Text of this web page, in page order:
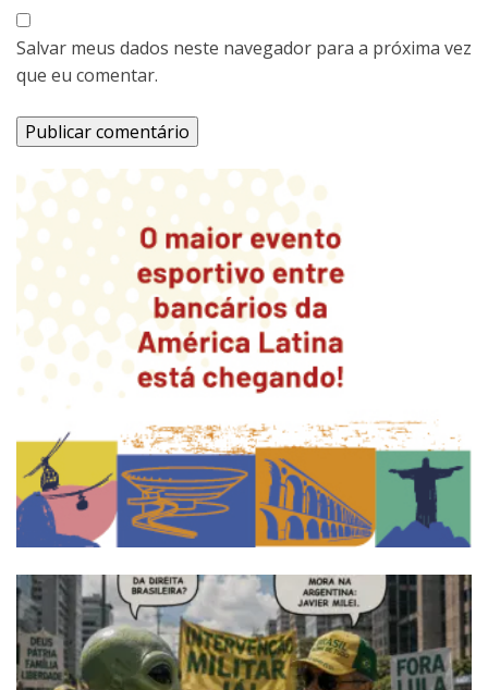
Salvar meus dados neste navegador para a próxima vez
que eu comentar.